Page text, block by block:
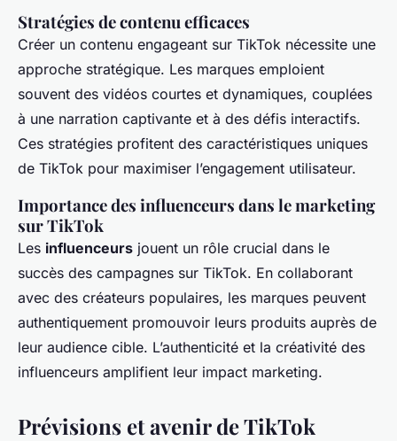
Stratégies de contenu efficaces
Créer un contenu engageant sur TikTok nécessite une
approche stratégique. Les marques emploient
souvent des vidéos courtes et dynamiques, couplées
à une narration captivante et à des défis interactifs.
Ces stratégies profitent des caractéristiques uniques
de TikTok pour maximiser l’engagement utilisateur.
Importance des influenceurs dans le marketing
sur TikTok
Les influenceurs jouent un rôle crucial dans le
succès des campagnes sur TikTok. En collaborant
avec des créateurs populaires, les marques peuvent
authentiquement promouvoir leurs produits auprès de
leur audience cible. L’authenticité et la créativité des
influenceurs amplifient leur impact marketing.
Prévisions et avenir de TikTok